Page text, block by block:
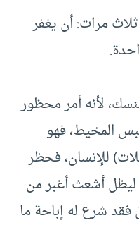
مرات: أن يغفر
لأنه أمر محظور
المخيط، فهو
للإنسان، فحظر
ليظل أشعث أغبر من
فقد شرع له إباحة ما